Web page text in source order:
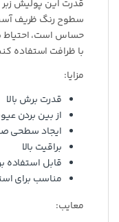
قدرت این پولیش
سطوح رنگ ظریف
حساس است، احتیاط
با ظرافت استفاده
مزایا:
قدرت برش بالا
از بین بردن
ایجاد سطحی
براقیت بالا
قابل استفاده
مناسب برای
معایب: